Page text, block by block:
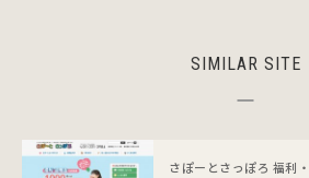
SIMILAR SITE
さぽーとさっぽろ 福利